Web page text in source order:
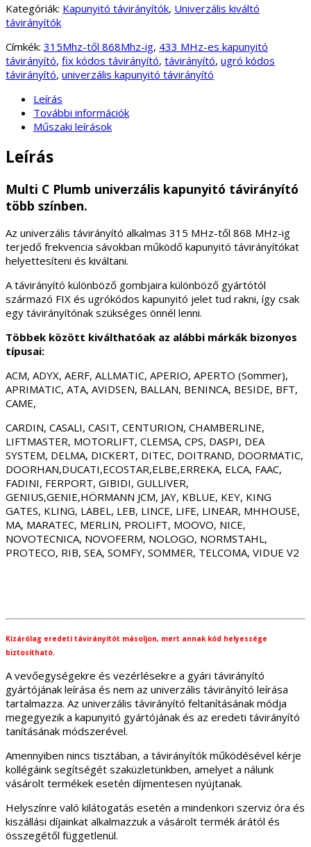
Kategóriák: Kapunyitó távirányítók, Univerzális kiváltó
távirányítók
Címkék: 315Mhz-től 868Mhz-ig, 433 MHz-es kapunyitó
távirányító, fix kódos távirányító, távirányító, ugró kódos
távirányító, univerzális kapunyitó távirányító
Leírás
További információk
Műszaki leírások
Leírás
Multi C Plumb univerzális kapunyitó távirányító
több színben.
Az univerzális távirányító alkalmas 315 MHz-től 868 MHz-ig
terjedő frekvencia sávokban működő kapunyitó távirányítókat
helyettesíteni és kiváltani.
A távirányító különböző gombjaira különböző gyártótól
származó FIX és ugrókódos kapunyitó jelet tud rakni, így csak
egy távirányítónak szükséges önnél lenni.
Többek között kiválthatóak az alábbi márkák bizonyos
típusai:
ACM, ADYX, AERF, ALLMATIC, APERIO, APERTO (Sommer),
APRIMATIC, ATA, AVIDSEN, BALLAN, BENINCA, BESIDE, BFT,
CAME,
CARDIN, CASALI, CASIT, CENTURION, CHAMBERLINE,
LIFTMASTER, MOTORLIFT, CLEMSA, CPS, DASPI, DEA
SYSTEM, DELMA, DICKERT, DITEC, DOITRAND, DOORMATIC,
DOORHAN,DUCATI,ECOSTAR,ELBE,ERREKA, ELCA, FAAC,
FADINI, FERPORT, GIBIDI, GULLIVER,
GENIUS,GENIE,HÖRMANN JCM, JAY, KBLUE, KEY, KING
GATES, KLING, LABEL, LEB, LINCE, LIFE, LINEAR, MHHOUSE,
MA, MARATEC, MERLIN, PROLIFT, MOOVO, NICE,
NOVOTECNICA, NOVOFERM, NOLOGO, NORMSTAHL,
PROTECO, RIB, SEA, SOMFY, SOMMER, TELCOMA, VIDUE V2
Kizárólag eredeti távirányítót másoljon, mert annak kód helyessége
biztosítható.
A vevőegységekre és vezérlésekre a gyári távirányító
gyártójának leírása és nem az univerzális távirányító leírása
tartalmazza. Az univerzális távirányító feltanításának módja
megegyezik a kapunyitó gyártójának és az eredeti távirányító
tanításának módszerével.
Amennyiben nincs tisztában, a távirányítók működésével kérje
kollégáink segítségét szaküzletünkben, amelyet a nálunk
vásárolt termékek esetén díjmentesen nyújtanak.
Helyszínre való kilátogatás esetén a mindenkori szerviz óra és
kiszállási díjainkat alkalmazzuk a vásárolt termék árától és
összegétől függetlenül.